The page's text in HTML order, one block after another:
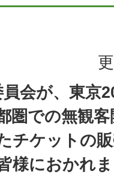
会が、東京
圏での無観
チケットの
様におかれ